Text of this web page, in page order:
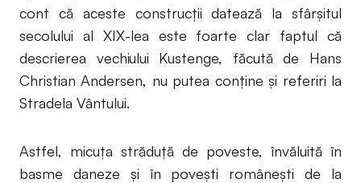
cont că aceste construcții datează la sfârșitul
secolului al XIX-lea este foarte clar faptul că
descrierea vechiului Kustenge, făcută de Hans
Christian Andersen, nu putea conține și referiri la
Stradela Vântului.
Astfel, micuța străduță de poveste, învăluită în
basme daneze și în povești românești de la